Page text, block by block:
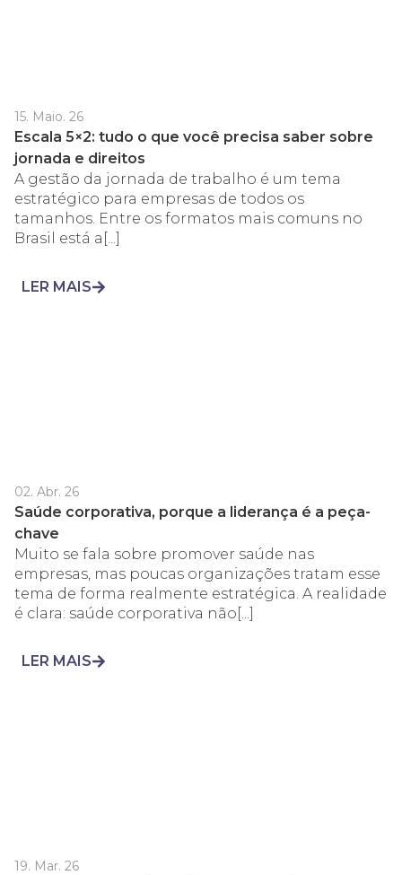
15. Maio. 26
Escala 5×2: tudo o que você precisa saber sobre
jornada e direitos
A gestão da jornada de trabalho é um tema
estratégico para empresas de todos os
tamanhos. Entre os formatos mais comuns no
Brasil está a[...]
LER MAIS
02. Abr. 26
Saúde corporativa, porque a liderança é a peça-
chave
Muito se fala sobre promover saúde nas
empresas, mas poucas organizações tratam esse
tema de forma realmente estratégica. A realidade
é clara: saúde corporativa não[...]
LER MAIS
19. Mar. 26